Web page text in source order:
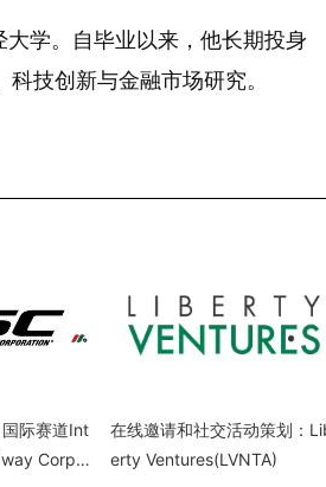
学。自毕业以来，他长期投身
技创新与金融市场研究。
际赛道Int
Corpor
在线邀请和社交活动策划：
erty Ventures(LVNTA)